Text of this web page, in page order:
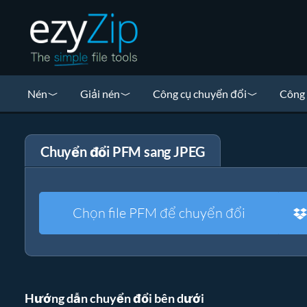
Nén Giải nén Công cụ chuyển đổi Công
Chuyển đổi PFM sang JPEG
Chọn file PFM để chuyển đổi
Hướng dẫn chuyển đổi bên dưới